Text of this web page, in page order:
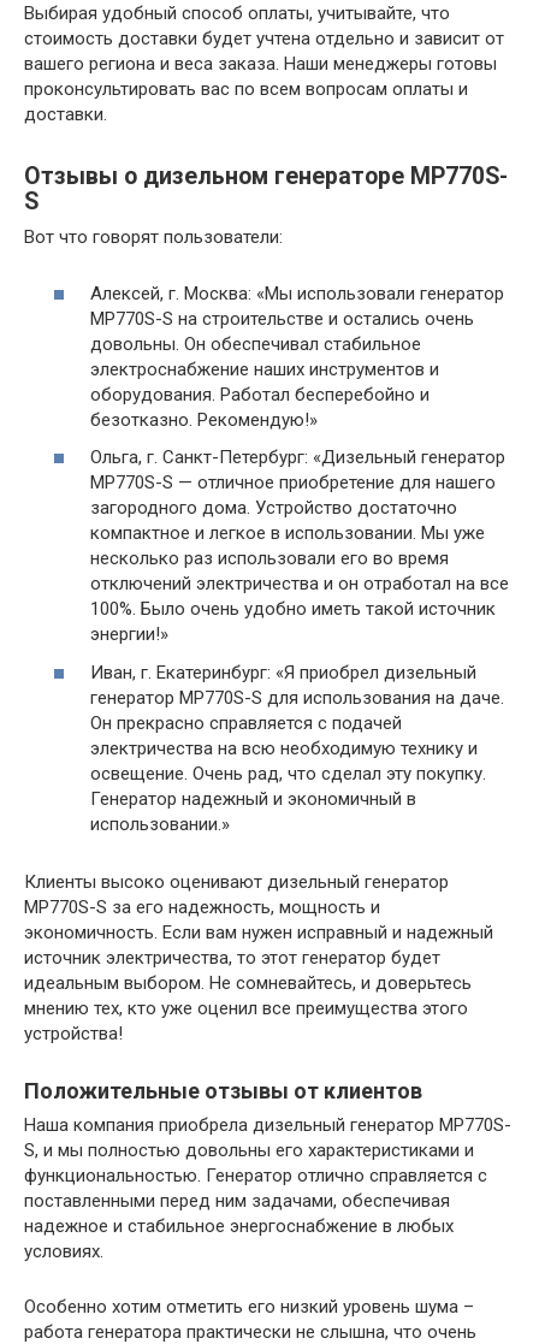
Выбирая удобный способ оплаты, учитывайте, что
стоимость доставки будет учтена отдельно и зависит от
вашего региона и веса заказа. Наши менеджеры готовы
проконсультировать вас по всем вопросам оплаты и
доставки.
Отзывы о дизельном генераторе MP770S-
S
Вот что говорят пользователи:
Алексей, г. Москва: «Мы использовали генератор
MP770S-S на строительстве и остались очень
довольны. Он обеспечивал стабильное
электроснабжение наших инструментов и
оборудования. Работал бесперебойно и
безотказно. Рекомендую!»
Ольга, г. Санкт-Петербург: «Дизельный генератор
MP770S-S — отличное приобретение для нашего
загородного дома. Устройство достаточно
компактное и легкое в использовании. Мы уже
несколько раз использовали его во время
отключений электричества и он отработал на все
100%. Было очень удобно иметь такой источник
энергии!»
Иван, г. Екатеринбург: «Я приобрел дизельный
генератор MP770S-S для использования на даче.
Он прекрасно справляется с подачей
электричества на всю необходимую технику и
освещение. Очень рад, что сделал эту покупку.
Генератор надежный и экономичный в
использовании.»
Клиенты высоко оценивают дизельный генератор
MP770S-S за его надежность, мощность и
экономичность. Если вам нужен исправный и надежный
источник электричества, то этот генератор будет
идеальным выбором. Не сомневайтесь, и доверьтесь
мнению тех, кто уже оценил все преимущества этого
устройства!
Положительные отзывы от клиентов
Наша компания приобрела дизельный генератор MP770S-
S, и мы полностью довольны его характеристиками и
функциональностью. Генератор отлично справляется с
поставленными перед ним задачами, обеспечивая
надежное и стабильное энергоснабжение в любых
условиях.
Особенно хотим отметить его низкий уровень шума –
работа генератора практически не слышна, что очень